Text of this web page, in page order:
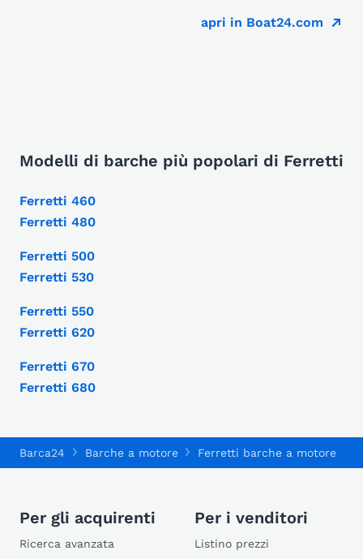
apri in Boat24.com
Modelli di barche più popolari di Ferretti
Ferretti 460
Ferretti 480
Ferretti 500
Ferretti 530
Ferretti 550
Ferretti 620
Ferretti 670
Ferretti 680
Barca24 Barche a motore Ferretti barche a motore
Per gli acquirenti
Ricerca avanzata
Per i venditori
Listino prezzi